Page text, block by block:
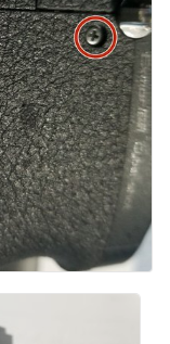
un commentaire